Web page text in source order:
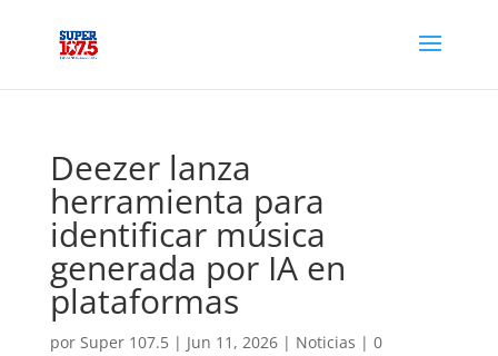
Deezer lanza
herramienta para
identificar música
generada por IA en
plataformas
por Super 107.5| Jun 11, 2026| Noticias | 0